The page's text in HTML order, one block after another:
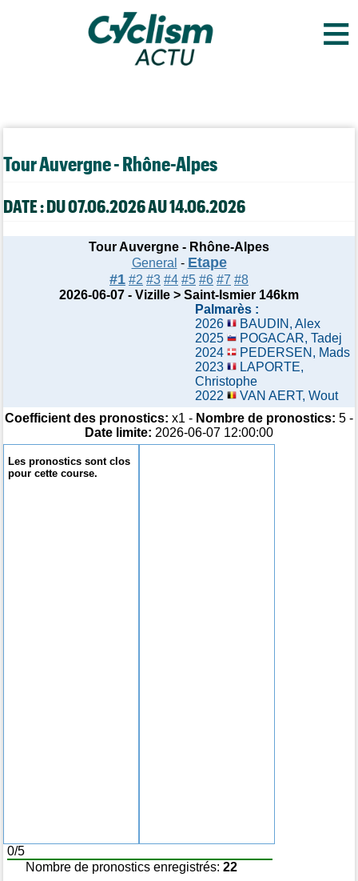
≡
Tour Auvergne - Rhône-Alpes
DATE : DU 07.06.2026 AU 14.06.2026
Tour Auvergne - Rhône-Alpes
General - Etape
#1 #2 #3 #4 #5 #6 #7 #8
2026-06-07 - Vizille > Saint-Ismier 146km
Palmarès :
2026
BAUDIN, Alex
2025
POGACAR, Tadej
2024
PEDERSEN, Mads
2023
LAPORTE,
Christophe
2022
VAN AERT, Wout
Coefficient des pronostics: x1 - Nombre de pronostics: 5 -
Date limite: 2026-06-07 12:00:00
Les pronostics sont clos
pour cette course.
0/5
Nombre de pronostics enregistrés: 22